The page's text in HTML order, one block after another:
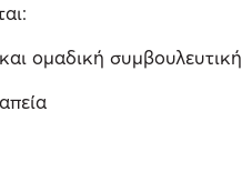
ομαδική συμβουλευτική